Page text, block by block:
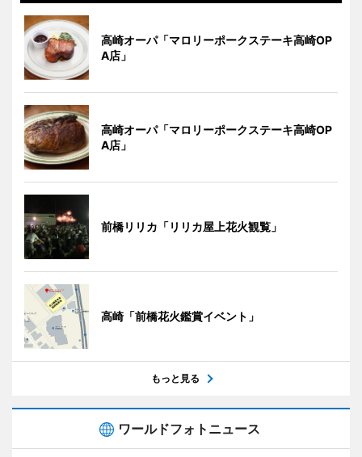
高崎オーパ「マロリーポークステーキ高崎OP
A店」
高崎オーパ「マロリーポークステーキ高崎OP
A店」
前橋リリカ「リリカ屋上花火観覧」
高崎「前橋花火鑑賞イベント」
もっと見る
ワールドフォトニュース